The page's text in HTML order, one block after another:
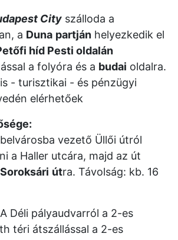
City szálloda a
a Duna partján helyezkedik el
híd Pesti oldalán
a folyóra és a budai oldalra.
- turisztikai - és pénzügyi
elérhetőek
vezető Üllői útról
a Haller utcára, majd az út
Soroksári útra. Távolság: kb. 16
Déli pályaudvarról a 2-es
téri átszállással a 2-es